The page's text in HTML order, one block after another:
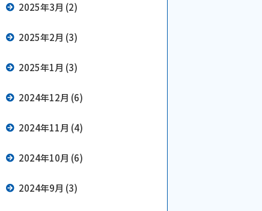
2025年3月 (2)
2025年2月 (3)
2025年1月 (3)
2024年12月 (6)
2024年11月 (4)
2024年10月 (6)
2024年9月 (3)